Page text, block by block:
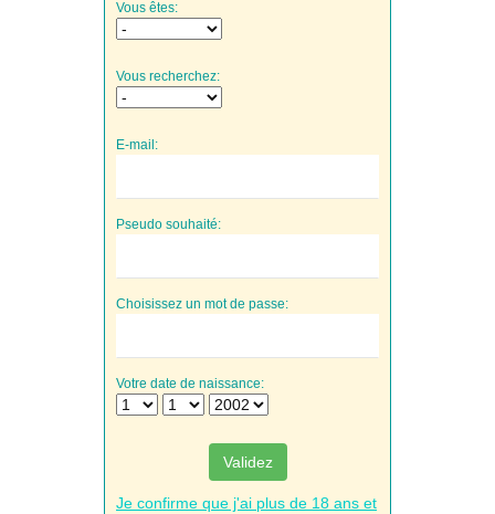
Vous êtes:
Vous recherchez:
E-mail:
Pseudo souhaité:
Choisissez un mot de passe:
Votre date de naissance:
Validez
Je confirme que j'ai plus de 18 ans et